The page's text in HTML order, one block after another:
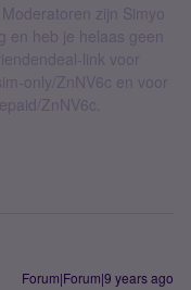
zijn Simyo
en heb je helaas geen
link voor
only/ZnNV6c en voor
ZnNV6c.
Forum|Forum|9 years ago